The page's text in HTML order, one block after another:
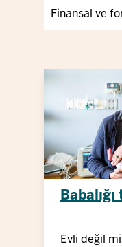
Babalığı
Evli değil